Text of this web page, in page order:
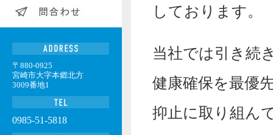
しております。
当社では引き続
健康確保を最優
抑止に取り組ん
〒880-0925
宮崎市大字本郷北方
3009番地1
0985-51-5818